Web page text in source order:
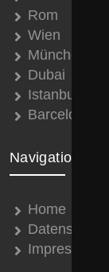
Rom
Wien
München
Dubai
Istanbul
Barcelona
Navigation
Home
Datenschutz
Impressum